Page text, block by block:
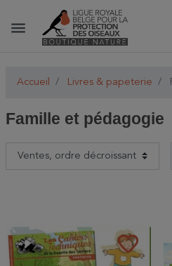
menu
Accueil Livres & papeterie
Famille et pédagogie
favorite_border